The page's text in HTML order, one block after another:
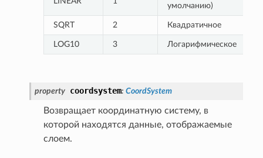
умолчанию)
SQRT 2 Квадратичное
LOG10 3 Логарифмическое
property coordsystem: CoordSystem
Возвращает координатную систему, в
которой находятся данные, отображаемые
слоем.